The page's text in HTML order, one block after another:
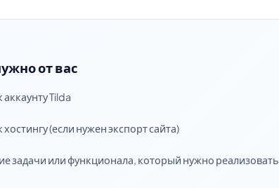
от вас
аккаунту Tilda
хостингу (если нужен экспорт сайта)
задачи или функционала, который нужно реализовать